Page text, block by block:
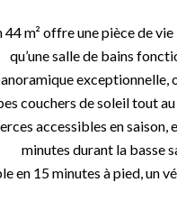
m² offre une pièce de
qu’une salle de bains
couchers de soleil tout au
accessibles en saison,
minutes durant la basse
en 15 minutes à pied,